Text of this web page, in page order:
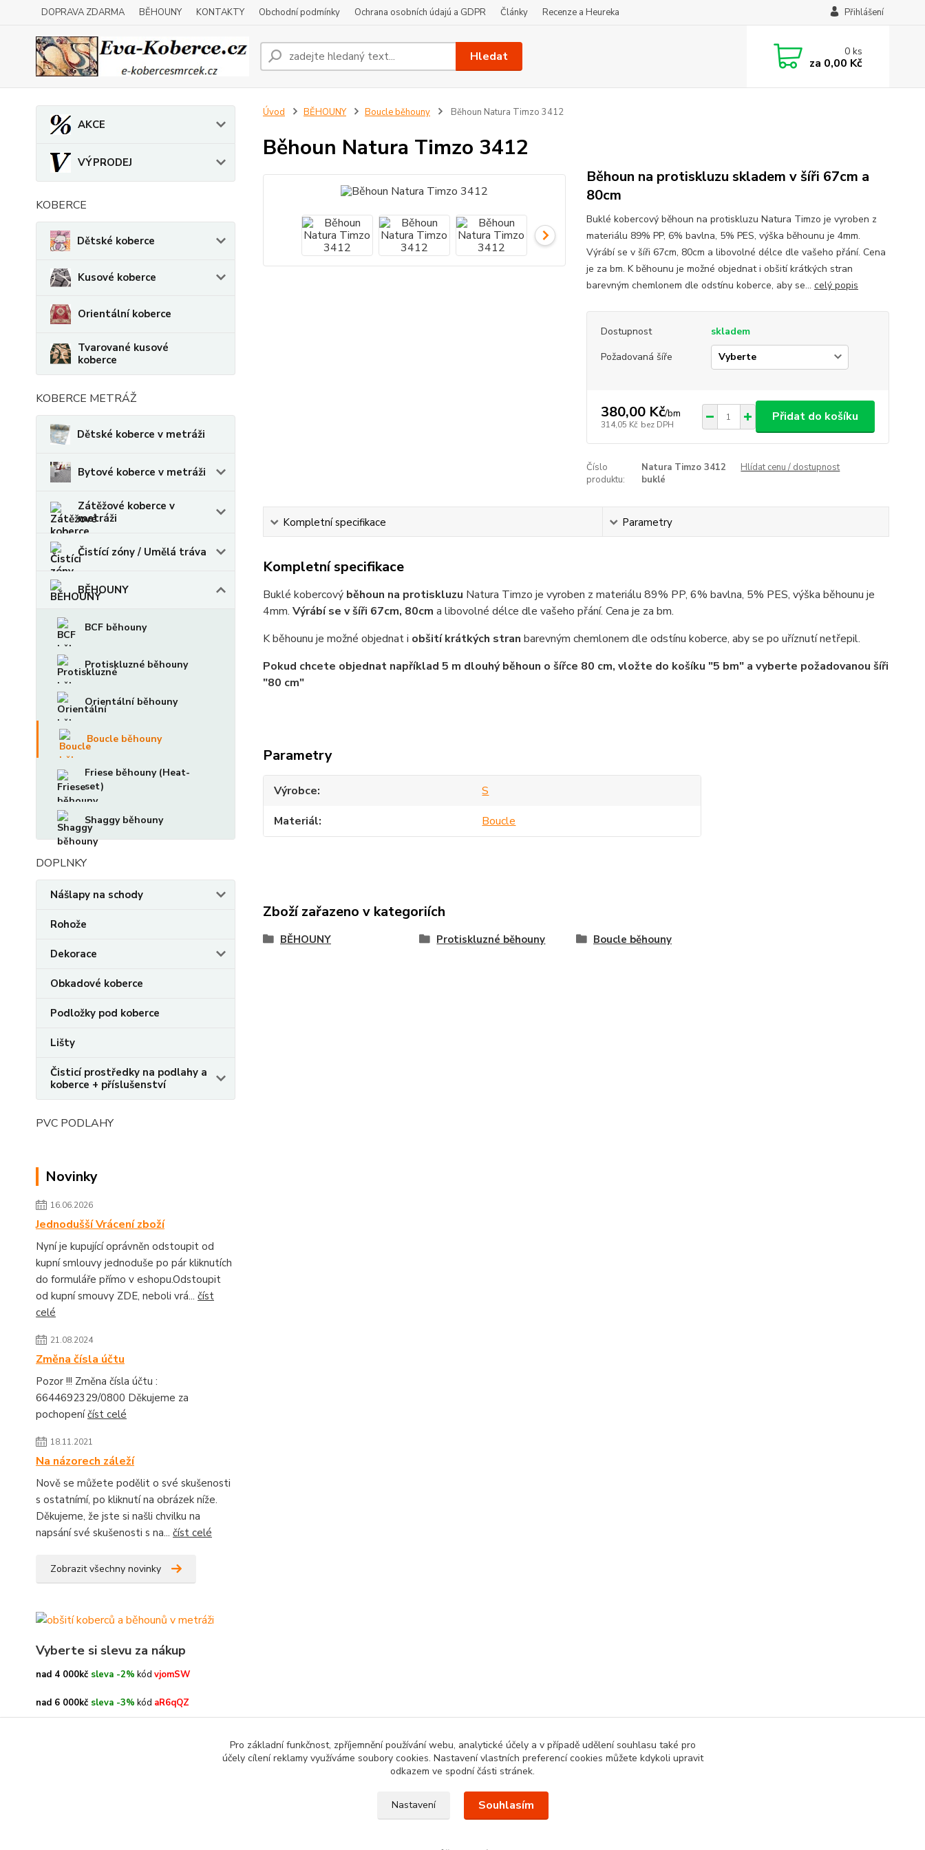
DOPRAVA ZDARMA BĚHOUNY KONTAKTY Obchodní podmínky Ochrana osobních údajú a GDPR Články Recenze a Heureka Přihlášení
Hledat 0ks
za 0,00 Kč
AKCE
VÝPRODEJ
KOBERCE
Dětské koberce
Kusové koberce
Orientální koberce
Tvarované kusové
koberce
KOBERCE METRÁŽ
Dětské koberce v metráži
Bytové koberce v metráži
Zátěžové koberce v
metráži
Čistící zóny / Umělá tráva
BĚHOUNY
BCF běhouny
Protiskluzné běhouny
Orientální běhouny
Boucle běhouny
Friese běhouny (Heat-
set)
Shaggy běhouny
DOPLNKY
Nášlapy na schody
Rohože
Dekorace
Obkadové koberce
Podložky pod koberce
Lišty
Čisticí prostředky na podlahy a
koberce + příslušenství
PVC PODLAHY
Novinky
16.06.2026
Jednodušší Vrácení zboží
Nyní je kupující oprávněn odstoupit od
kupní smlouvy jednoduše po pár kliknutích
do formuláře přímo v eshopu.Odstoupit
od kupní smouvy ZDE, neboli vrá... číst
celé
21.08.2024
Změna čísla účtu
Pozor !!! Změna čísla účtu :
6644692329/0800 Děkujeme za
pochopeníčíst celé
18.11.2021
Na názorech záleží
Nově se můžete podělit o své skušenosti
s ostatnímí, po kliknutí na obrázek níže.
Děkujeme, že jste si našli chvilku na
napsání své skušenosti s na... číst celé
Zobrazit všechny novinky
Vyberte si slevu za nákup
nad 4 000kč sleva -2% kód vjomSW
nad 6 000kč sleva -3% kód aR6qQZ
Úvod BĚHOUNY Boucle běhouny Běhoun Natura Timzo 3412
Běhoun Natura Timzo 3412
Běhoun na protiskluzu skladem v šíři 67cm a
80cm
Buklé kobercový běhoun na protiskluzu Natura Timzo je vyroben z
materiálu 89% PP, 6% bavlna, 5% PES, výška běhounu je 4mm.
Výrábí se v šíři 67cm, 80cm a libovolné délce dle vašeho přání. Cena
je za bm. K běhounu je možné objednat i obšití krátkých stran
barevným chemlonem dle odstínu koberce, aby se... celý popis
Dostupnost
skladem
Požadovaná šíře
380,00 Kč/bm
314,05 Kč bez DPH
Přidat do košíku
Číslo
produktu:
Natura Timzo 3412
buklé
Hlídat cenu / dostupnost
Kompletní specifikace Parametry
Kompletní specifikace
Buklé kobercový běhoun na protiskluzu Natura Timzo je vyroben z materiálu 89% PP, 6% bavlna, 5% PES, výška běhounu je
4mm. Výrábí se v šíři 67cm, 80cm a libovolné délce dle vašeho přání. Cena je za bm.
K běhounu je možné objednat i obšití krátkých stran barevným chemlonem dle odstínu koberce, aby se po uříznutí netřepil.
Pokud chcete objednat například 5 m dlouhý běhoun o šířce 80 cm, vložte do košíku "5 bm" a vyberte požadovanou šíři
"80 cm"
Parametry
Výrobce
S
Materiál
Boucle
Zboží zařazeno v kategoriích
BĚHOUNY Protiskluzné běhouny Boucle běhouny
Pro základní funkčnost, zpříjemnění používání webu, analytické účely a v případě udělení souhlasu také pro
účely cílení reklamy využíváme soubory cookies. Nastavení vlastních preferencí cookies můžete kdykoli upravit
odkazem ve spodní části stránek.
Nastavení Souhlasím